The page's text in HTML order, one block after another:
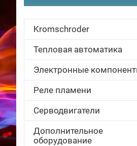
Kromschroder
Тепловая автоматика
Электронные
Реле пламени
Серводвигатели
Дополнительное
оборудование